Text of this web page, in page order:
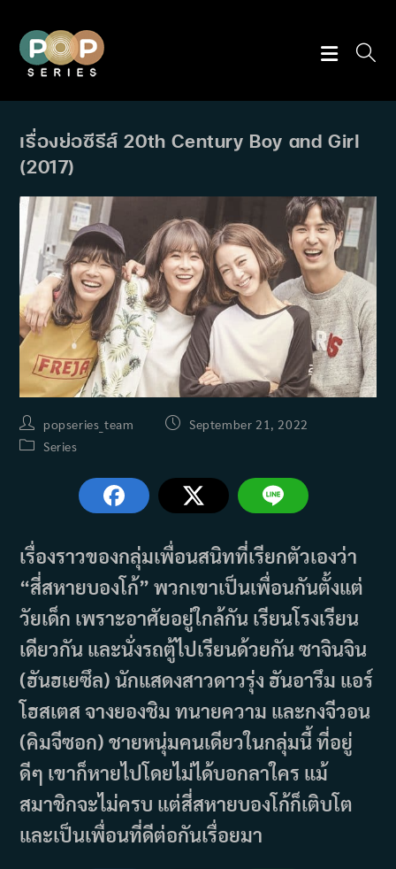
content
เรื่องย่อซีรีส์ 20th Century Boy and Girl
(2017)
Post
author:
popseries_team
PostSeptember 21, 2022
PostSeries
เรื่องราวของกลุ่มเพื่อนสนิทที่เรียกตัวเองว่า
“สี่สหายบองโก้” พวกเขาเป็นเพื่อนกันตั้งแต่
วัยเด็ก เพราะอาศัยอยู่ใกล้กัน เรียนโรงเรียน
เดียวกัน และนั่งรถตู้ไปเรียนด้วยกัน ซาจินจิน
(ฮันฮเยซึล) นักแสดงสาวดาวรุ่ง ฮันอารึม แอร์
โฮสเตส จางยองชิม ทนายความ และกงจีวอน
(คิมจีซอก) ชายหนุ่มคนเดียวในกลุ่มนี้ ที่อยู่
ดีๆ เขาก็หายไปโดยไม่ได้บอกลาใคร แม้
สมาชิกจะไม่ครบ แต่สี่สหายบองโก้ก็เติบโต
และเป็นเพื่อนที่ดีต่อกันเรื่อยมา